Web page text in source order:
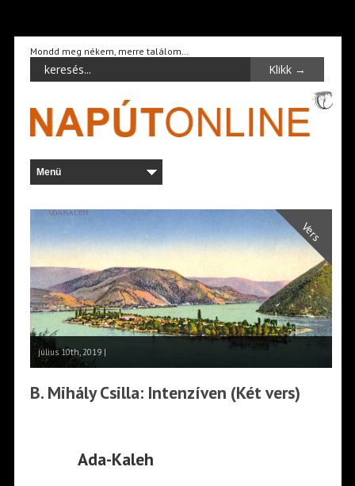
Mondd meg nékem, merre találom…
Vers
július 10th, 2019 |
B. Mihály Csilla: Intenzíven (Két vers)
Ada-Kaleh